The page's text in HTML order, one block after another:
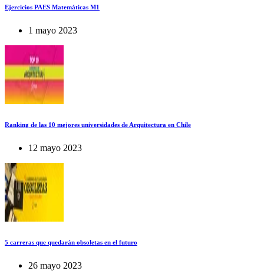
Ejercicios PAES Matemáticas M1
1 mayo 2023
Ranking de las 10 mejores universidades de Arquitectura en Chile
12 mayo 2023
5 carreras que quedarán obsoletas en el futuro
26 mayo 2023